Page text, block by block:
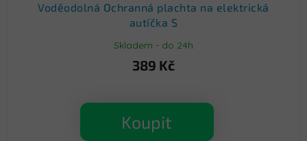
Voděodolná Ochranná plachta na elektrická
autíčka S
Skladem - do 24h
389 Kč
Koupit